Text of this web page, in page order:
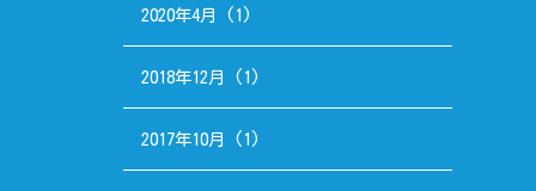
2020年4月 (1)
2018年12月 (1)
2017年10月 (1)